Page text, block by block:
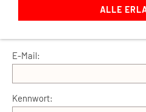
E-Mail:
Kennwort:
ALLE